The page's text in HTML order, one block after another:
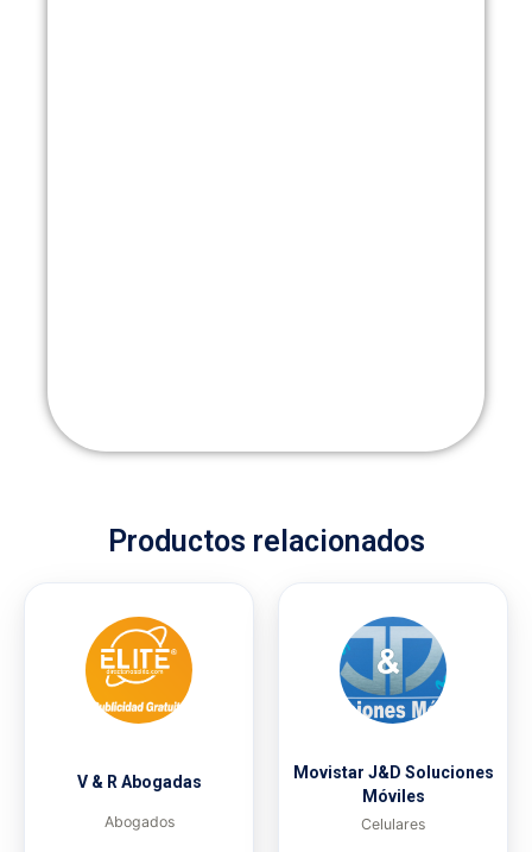
Productos relacionados
V & R Abogadas
Abogados
Movistar J&D Soluciones
Móviles
Celulares